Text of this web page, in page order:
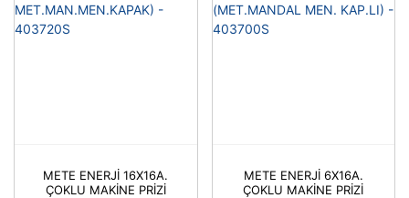
METE ENERJİ 16X16A.
ÇOKLU MAKİNE PRİZİ
METE ENERJİ 6X16A.
ÇOKLU MAKİNE PRİZİ